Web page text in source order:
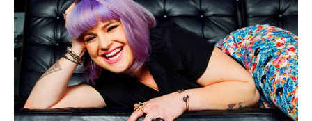
COMPARTIR
ALERTA BOGOTÁ EN GOOGLE NEWS
TEMAS RELACIONADOS